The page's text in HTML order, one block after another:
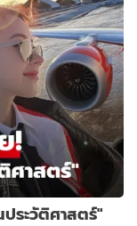
ระวัติศาสตร์"